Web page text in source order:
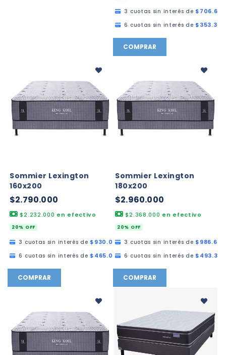
3 cuotas sin interés de
6 cuotas sin interés de
COMPRAR
Sommier Lexington
160x200
$2.790.000
$2.232.000 en efectivo
20% OFF
3 cuotas sin interés de $930.000,00
6 cuotas sin interés de $465.000,00
COMPRAR
Sommier Lexington
180x200
$2.960.000
$2.368.000 en efectivo
20% OFF
3 cuotas sin interés de
6 cuotas sin interés de
COMPRAR